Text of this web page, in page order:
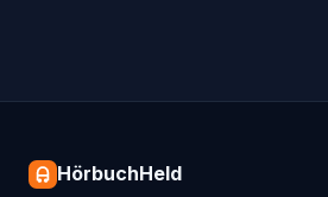
HörbuchHeld